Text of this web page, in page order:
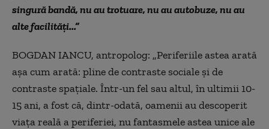
singură bandă, nu au trotuare, nu au autobuze, nu au
alte facilități...”
BOGDAN IANCU, antropolog: „Periferiile astea arată
așa cum arată: pline de contraste sociale și de
contraste spațiale. Într-un fel sau altul, în ultimii 10-
15 ani, a fost că, dintr-odată, oamenii au descoperit
viața reală a periferiei, nu fantasmele astea unice ale